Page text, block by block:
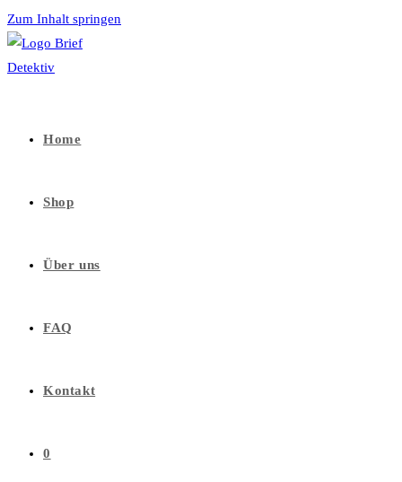
Zum Inhalt springen
Home
Shop
Über uns
FAQ
Kontakt
0